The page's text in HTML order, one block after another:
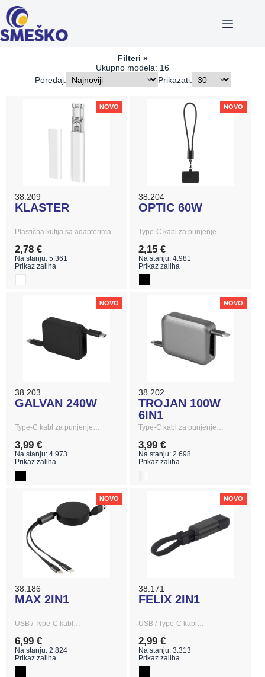
Skip
to
content
Filteri
Ukupno modela: 16
Poređaj:
Prikazati:
NOVO
38.209
KLASTER
Plastična kutija sa adapterima
2,78 €
Na stanju: 5.361
Prikaz zaliha
NOVO
38.204
OPTIC 60W
Type-C kabl za punjenje…
2,15 €
Na stanju: 4.981
Prikaz zaliha
NOVO
38.203
GALVAN 240W
Type-C kabl za punjenje…
3,99 €
Na stanju: 4.973
Prikaz zaliha
NOVO
38.202
TROJAN 100W
6IN1
Type-C kabl za punjenje…
3,99 €
Na stanju: 2.698
Prikaz zaliha
NOVO
38.186
MAX 2IN1
USB / Type-C kabl…
6,99 €
Na stanju: 2.824
Prikaz zaliha
NOVO
38.171
FELIX 2IN1
USB / Type-C kabl…
2,99 €
Na stanju: 3.313
Prikaz zaliha